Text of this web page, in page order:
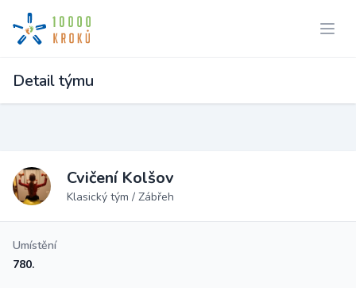
Detail týmu
Cvičení Kolšov
Klasický tým / Zábřeh
Umístění
780.